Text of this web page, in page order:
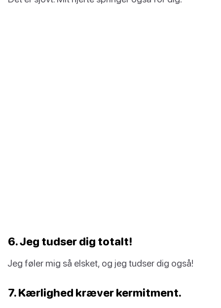
6. Jeg tudser dig totalt!
Jeg føler mig så elsket, og jeg tudser dig også!
7. Kærlighed kræver kermitment.